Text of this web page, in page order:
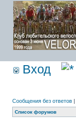
Вход
Сообщения без ответов |
Список форумов